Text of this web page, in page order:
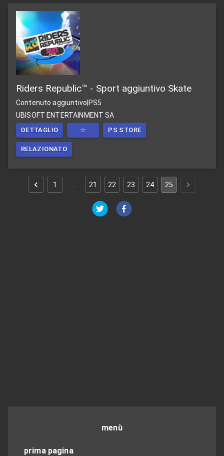
Riders Republic™ - Sport aggiuntivo Skate
Contenuto aggiuntivo PS5
UBISOFT ENTERTAINMENT SA
DETTAGLIO ☆ PS STORE
RELAZIONATO
1 21 22 23 24 25
menù
prima pagina